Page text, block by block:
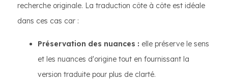
recherche originale. La traduction côte à côte est idéale
dans ces cas car :
Préservation des nuances : elle préserve le sens
et les nuances d'origine tout en fournissant la
version traduite pour plus de clarté.